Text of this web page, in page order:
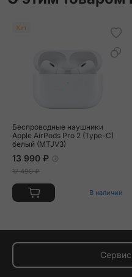
Хит
Беспроводные наушники
Apple AirPods Pro 2 (Type-C)
белый (MTJV3)
13 990 ₽
17 490 ₽
В наличии